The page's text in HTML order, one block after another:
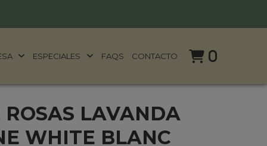
ESPECIALES FAQS CONTACTO 0
ROSAS LAVANDA
WHITE BLANC